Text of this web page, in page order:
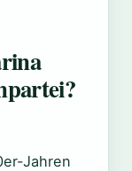
Jahren